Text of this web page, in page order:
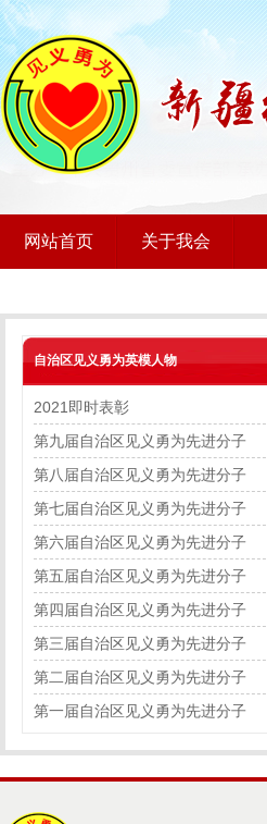
网站首页 关于我会
自治区见义勇为英模人物
2021即时表彰
第九届自治区见义勇为先进分子
第八届自治区见义勇为先进分子
第七届自治区见义勇为先进分子
第六届自治区见义勇为先进分子
第五届自治区见义勇为先进分子
第四届自治区见义勇为先进分子
第三届自治区见义勇为先进分子
第二届自治区见义勇为先进分子
第一届自治区见义勇为先进分子